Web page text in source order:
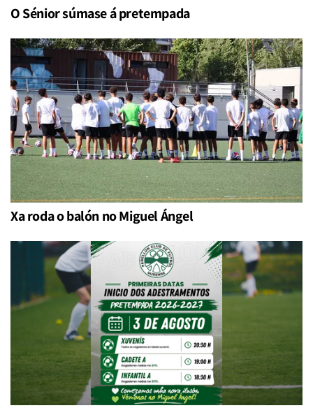
O Sénior súmase á pretempada
Xa roda o balón no Miguel Ángel